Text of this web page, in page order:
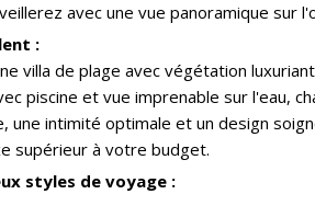
avec une vue panoramique sur
:
villa de plage avec végétation
piscine et vue imprenable sur l'eau,
une intimité optimale et un design
supérieur à votre budget.
styles de voyage :